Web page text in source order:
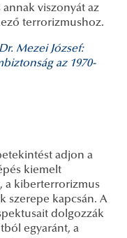
viszonyát az
terrorizmushoz.
Mezei József:
az 1970-
adjon a
kiemelt
a kiberterrorizmus
szerepe kapcsán. A
dolgozzák
egyaránt, a